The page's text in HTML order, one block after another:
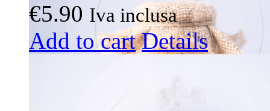
€5.90 Iva inclusa
Add to cart Details